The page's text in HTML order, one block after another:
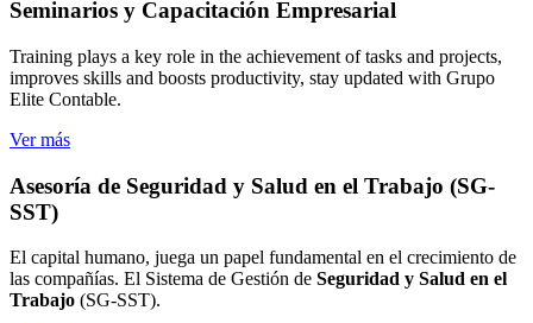
Seminarios y Capacitación Empresarial
Training plays a key role in the achievement of tasks and projects,
improves skills and boosts productivity, stay updated with Grupo
Elite Contable.
Ver más
Asesoría de Seguridad y Salud en el Trabajo (SG-
SST)
El capital humano, juega un papel fundamental en el crecimiento de
las compañías. El Sistema de Gestión de Seguridad y Salud en el
Trabajo (SG-SST).